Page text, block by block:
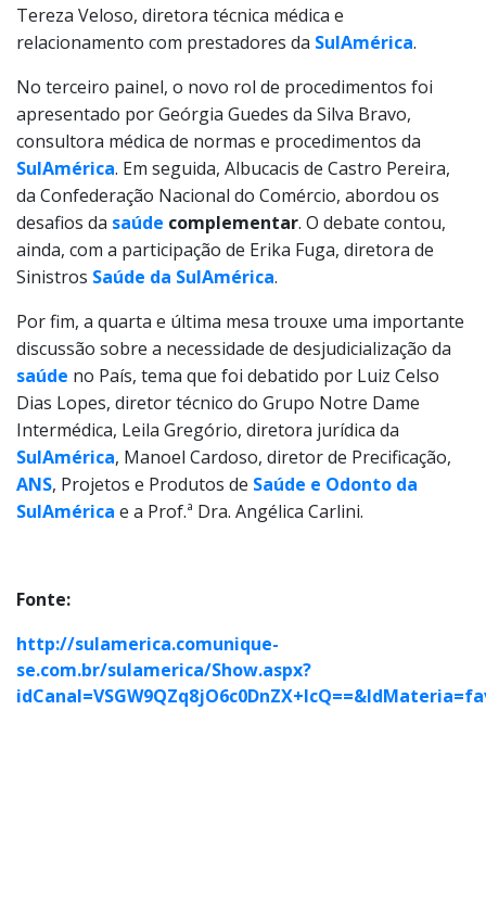
Tereza Veloso, diretora técnica médica e
relacionamento com prestadores da SulAmérica.
No terceiro painel, o novo rol de procedimentos foi
apresentado por Geórgia Guedes da Silva Bravo,
consultora médica de normas e procedimentos da
SulAmérica. Em seguida, Albucacis de Castro Pereira,
da Confederação Nacional do Comércio, abordou os
desafios da saúde complementar. O debate contou,
ainda, com a participação de Erika Fuga, diretora de
Sinistros Saúde da SulAmérica.
Por fim, a quarta e última mesa trouxe uma importante
discussão sobre a necessidade de desjudicialização da
saúde no País, tema que foi debatido por Luiz Celso
Dias Lopes, diretor técnico do Grupo Notre Dame
Intermédica, Leila Gregório, diretora jurídica da
SulAmérica, Manoel Cardoso, diretor de Precificação,
ANS, Projetos e Produtos de Saúde e Odonto da
SulAmérica e a Prof.ª Dra. Angélica Carlini.
Fonte:
http://sulamerica.comunique-
se.com.br/sulamerica/Show.aspx?